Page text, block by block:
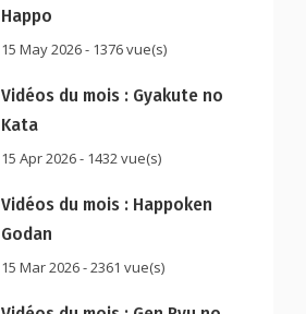
Happo
15 May 2026 - 1376 vue(s)
Vidéos du mois : Gyakute no
Kata
15 Apr 2026 - 1432 vue(s)
Vidéos du mois : Happoken
Godan
15 Mar 2026 - 2361 vue(s)